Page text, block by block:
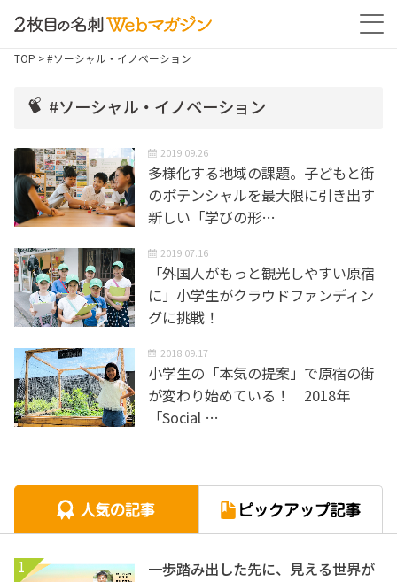
TOP > #ソーシャル・イノベーション
#ソーシャル・イノベーション
2019.09.26
多様化する地域の課題。子どもと街
のポテンシャルを最大限に引き出す
新しい「学びの形…
2019.07.16
「外国人がもっと観光しやすい原宿
に」小学生がクラウドファンディン
グに挑戦！
2018.09.17
小学生の「本気の提案」で原宿の街
が変わり始めている！ 2018年
「Social …
1
一歩踏み出した先に、見える世界が